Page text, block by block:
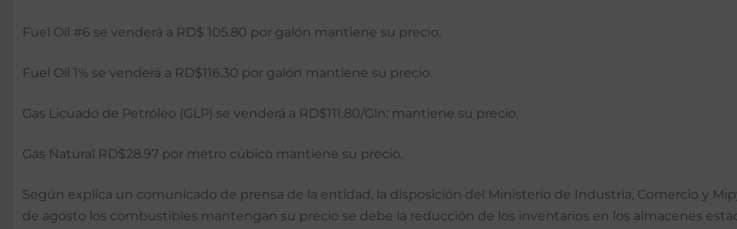
Fuel Oíl #6 se venderá a RD$ 105.80 por galón mantiene su precio.
Fuel Oíl 1% se venderá a RD$116.30 por galón mantiene su precio.
Gas Licuado de Petróleo (GLP) se venderá a RD$111.80/Gln: mantiene su precio.
Gas Natural RD$28.97 por metro cúbico mantiene su precio.
Según explica un comunicado de prensa de la entidad, la disposición del Ministerio de Industria, Comercio y
de agosto los combustibles mantengan su precio se debe la reducción de los inventarios en los almacenes